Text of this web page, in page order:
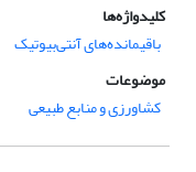
کلیدواژه‌ها
باقیمانده‌های آنتی‌بیوتیک
موضوعات
کشاورزی و منابع طبیعی